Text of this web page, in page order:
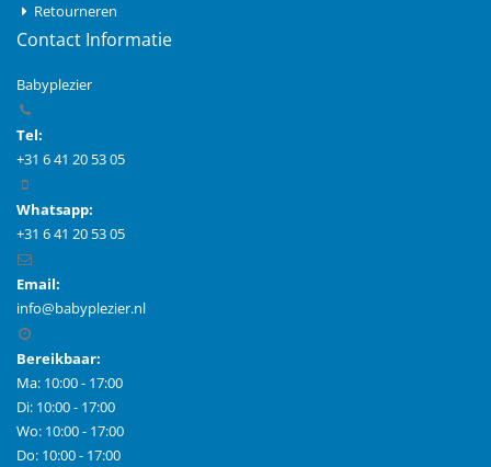
Retourneren
Contact Informatie
Babyplezier
Tel:
+31 6 41 20 53 05
Whatsapp:
+31 6 41 20 53 05
Email:
info@babyplezier.nl
Bereikbaar:
Ma: 10:00 - 17:00
Di: 10:00 - 17:00
Wo: 10:00 - 17:00
Do: 10:00 - 17:00